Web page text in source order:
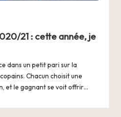
21 : cette année, je
dans un petit pari sur la
Chacun choisit une
et le gagnant se voit offrir…